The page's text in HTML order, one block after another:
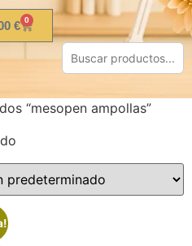
€ 0
“mesopen ampollas”